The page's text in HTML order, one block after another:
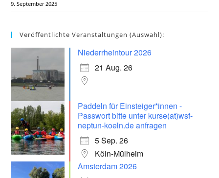
9. September 2025
Veröffentlichte Veranstaltungen (Auswahl):
Niederrheintour 2026
21 Aug. 26
Paddeln für Einsteiger*innen -
Passwort bitte unter kurse(at)wsf-
neptun-koeln.de anfragen
5 Sep. 26
Köln-Mülheim
Amsterdam 2026